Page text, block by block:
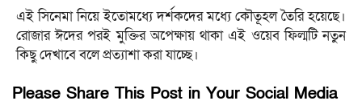
এই সিনেমা নিয়ে ইতোমধ্যে দর্শকদের মধ্যে কৌতূহল তৈরি হয়েছে।
রোজার ঈদের পরই মুক্তির অপেক্ষায় থাকা এই ওয়েব ফিল্মটি নতুন
কিছু দেখাবে বলে প্রত্যাশা করা যাচ্ছে।
Please Share This Post in Your Social Media